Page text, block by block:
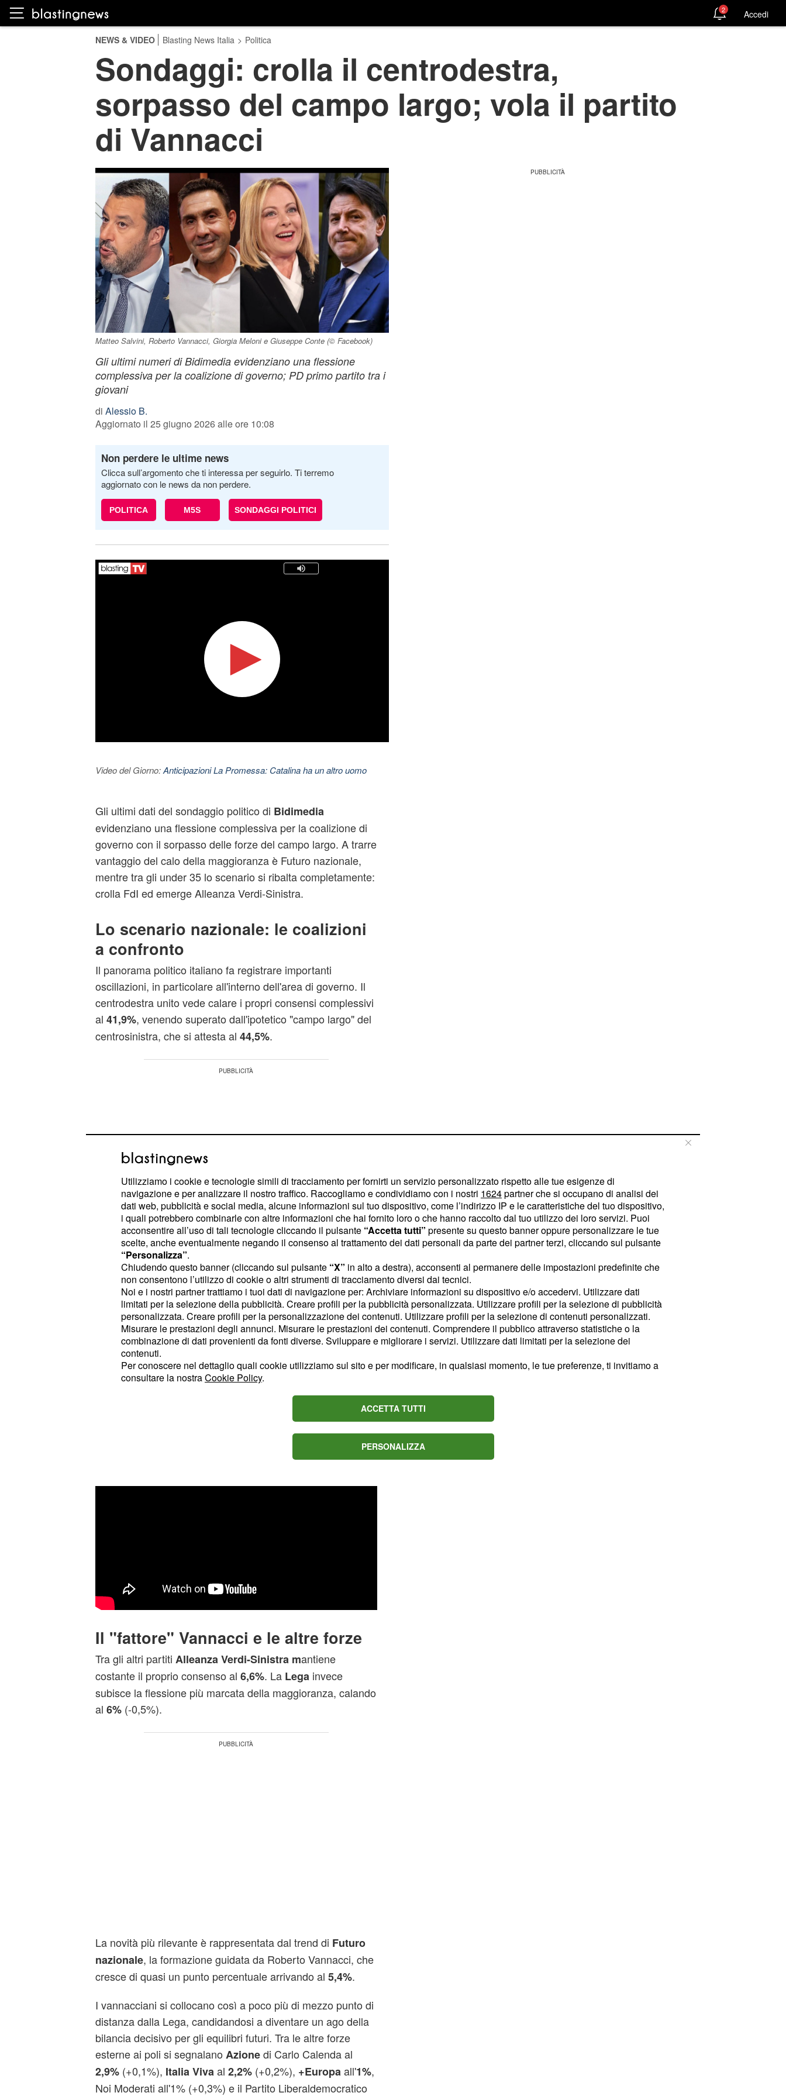
2 Accedi
NEWS & VIDEO Blasting News Italia > Politica
Sondaggi: crolla il centrodestra,
sorpasso del campo largo; vola il partito
di Vannacci
Matteo Salvini, Roberto Vannacci, Giorgia Meloni e Giuseppe Conte (© Facebook)
Gli ultimi numeri di Bidimedia evidenziano una flessione
complessiva per la coalizione di governo; PD primo partito tra i
giovani
di Alessio B.
Aggiornato il 25 giugno 2026 alle ore 10:08
Non perdere le ultime news
Clicca sull’argomento che ti interessa per seguirlo. Ti terremo
aggiornato con le news da non perdere.
POLITICA M5S SONDAGGI POLITICI
Video del Giorno:Anticipazioni La Promessa: Catalina ha un altro uomo
Gli ultimi dati del sondaggio politico di Bidimedia
evidenziano una flessione complessiva per la coalizione di
governo con il sorpasso delle forze del campo largo. A trarre
vantaggio del calo della maggioranza è Futuro nazionale,
mentre tra gli under 35 lo scenario si ribalta completamente:
crolla FdI ed emerge Alleanza Verdi-Sinistra.
Lo scenario nazionale: le coalizioni
a confronto
Il panorama politico italiano fa registrare importanti
oscillazioni, in particolare all'interno dell'area di governo. Il
centrodestra unito vede calare i propri consensi complessivi
al 41,9%, venendo superato dall'ipotetico "campo largo" del
centrosinistra, che si attesta al 44,5%.
I flussi di voto non indicano un passaggio diretto di elettori
da uno schieramento all'altro, quanto piuttosto una
ridistribuzione interna e la crescita di forze esterne ai due
poli principali.Fratelli d'Italiascende al27,6%, perdendo lo
0,4% in meno di un mese. IlPartito Democraticodi Elyl
Schlein si conferma prima forza d'opposizione stazionando
22,2%(-0,1%).
di Giuseppe Conte registra una
segue un
7,3%(-0,1%).
Il "fattore" Vannacci e le altre forze
Tra gli altri partiti AlleanzaVerdi-Sinistra mantiene
costante il proprio consenso al 6,6%. La Lega invece
subisce la flessione più marcata della maggioranza, calando
al 6%(-0,5%).
La novità più rilevante è rappresentata dal trend di Futuro
nazionale, la formazione guidata da Roberto Vannacci, che
cresce di quasi un punto percentuale arrivando al 5,4%.
I vannacciani si collocano così a poco più di mezzo punto di
distanza dalla Lega, candidandosi a diventare un ago della
bilancia decisivo per gli equilibri futuri. Tra le altre forze
esterne ai poli si segnalano Azionedi Carlo Calenda al
2,9%(+0,1%), Italia Viva al 2,2%(+0,2%), +Europa all'1%,
Noi Moderati all'1% (+0,3%) e il Partito Liberaldemocratico
Utilizziamo i cookie e tecnologie simili di tracciamento per fornirti un servizio personalizzato rispetto alle tue esigenze di
navigazione e per analizzare il nostro traffico. Raccogliamo e condividiamo con i nostri 1624partner che si occupano di analisi dei
dati web, pubblicità e social media, alcune informazioni sul tuo dispositivo, come l’indirizzo IP e le caratteristiche del tuo dispositivo,
i quali potrebbero combinarle con altre informazioni che hai fornito loro o che hanno raccolto dal tuo utilizzo dei loro servizi. Puoi
acconsentire all’uso di tali tecnologie cliccando il pulsante “Accetta tutti” presente su questo banner oppure personalizzare le tue
scelte, anche eventualmente negando il consenso al trattamento dei dati personali da parte dei partner terzi, cliccando sul pulsante
“Personalizza”.
Chiudendo questo banner (cliccando sul pulsante “X” in alto a destra), acconsenti al permanere delle impostazioni predefinite che
non consentono l’utilizzo di cookie o altri strumenti di tracciamento diversi dai tecnici.
Noi e i nostri partner trattiamo i tuoi dati di navigazione per: Archiviare informazioni su dispositivo e/o accedervi. Utilizzare dati
limitati per la selezione della pubblicità. Creare profili per la pubblicità personalizzata. Utilizzare profili per la selezione di pubblicità
personalizzata. Creare profili per la personalizzazione dei contenuti. Utilizzare profili per la selezione di contenuti personalizzati.
Misurare le prestazioni degli annunci. Misurare le prestazioni dei contenuti. Comprendere il pubblico attraverso statistiche o la
combinazione di dati provenienti da fonti diverse. Sviluppare e migliorare i servizi. Utilizzare dati limitati per la selezione dei
contenuti.
Per conoscere nel dettaglio quali cookie utilizziamo sul sito e per modificare, in qualsiasi momento, le tue preferenze, ti invitiamo a
consultare la nostraCookie Policy.
ACCETTA TUTTI
PERSONALIZZA